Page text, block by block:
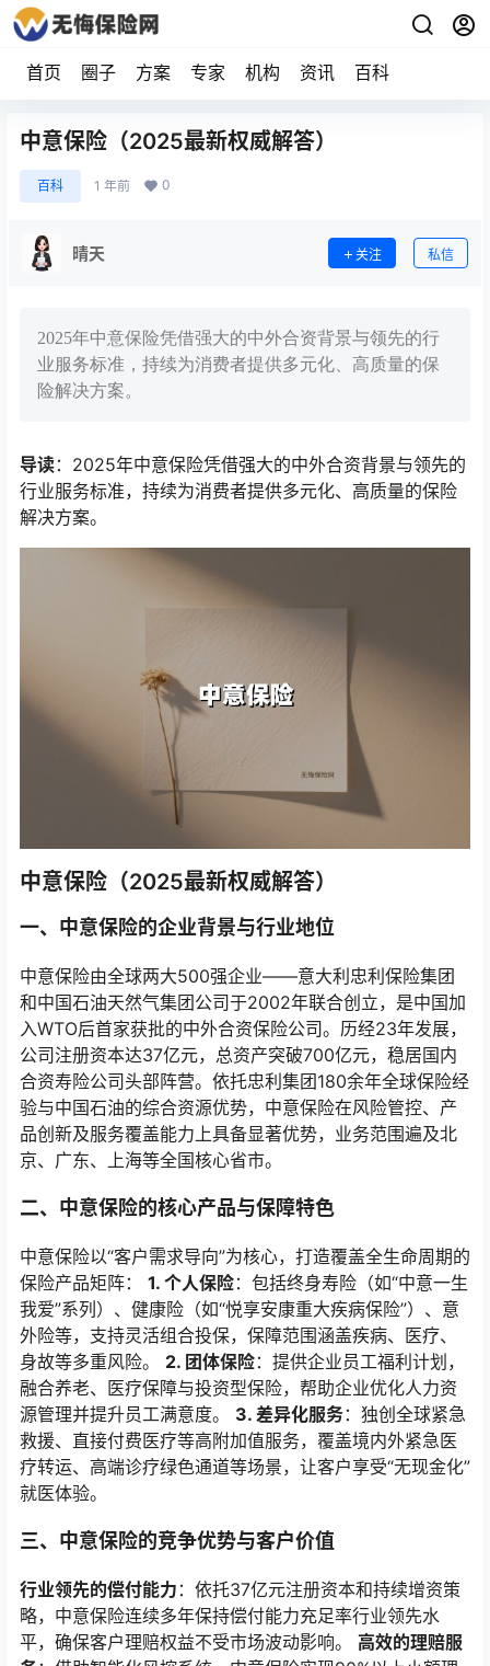
首页 圈子 方案 专家 机构 资讯 百科
中意保险（2025最新权威解答）
百科 1 年前 0
晴天 关注 私信
2025年中意保险凭借强大的中外合资背景与领先的行
业服务标准，持续为消费者提供多元化、高质量的保
险解决方案。
导读：2025年中意保险凭借强大的中外合资背景与领先的
行业服务标准，持续为消费者提供多元化、高质量的保险
解决方案。
中意保险（2025最新权威解答）
一、中意保险的企业背景与行业地位
中意保险由全球两大500强企业——意大利忠利保险集团
和中国石油天然气集团公司于2002年联合创立，是中国加
入WTO后首家获批的中外合资保险公司。历经23年发展，
公司注册资本达37亿元，总资产突破700亿元，稳居国内
合资寿险公司头部阵营。依托忠利集团180余年全球保险经
验与中国石油的综合资源优势，中意保险在风险管控、产
品创新及服务覆盖能力上具备显著优势，业务范围遍及北
京、广东、上海等全国核心省市。
二、中意保险的核心产品与保障特色
中意保险以“客户需求导向”为核心，打造覆盖全生命周期的
保险产品矩阵： 1. 个人保险：包括终身寿险（如“中意一生
我爱”系列）、健康险（如“悦享安康重大疾病保险”）、意
外险等，支持灵活组合投保，保障范围涵盖疾病、医疗、
身故等多重风险。 2. 团体保险：提供企业员工福利计划，
融合养老、医疗保障与投资型保险，帮助企业优化人力资
源管理并提升员工满意度。 3. 差异化服务：独创全球紧急
救援、直接付费医疗等高附加值服务，覆盖境内外紧急医
疗转运、高端诊疗绿色通道等场景，让客户享受“无现金化”
就医体验。
三、中意保险的竞争优势与客户价值
行业领先的偿付能力 ：依托37亿元注册资本和持续增资策
略，中意保险连续多年保持偿付能力充足率行业领先水
平，确保客户理赔权益不受市场波动影响。 高效的理赔服